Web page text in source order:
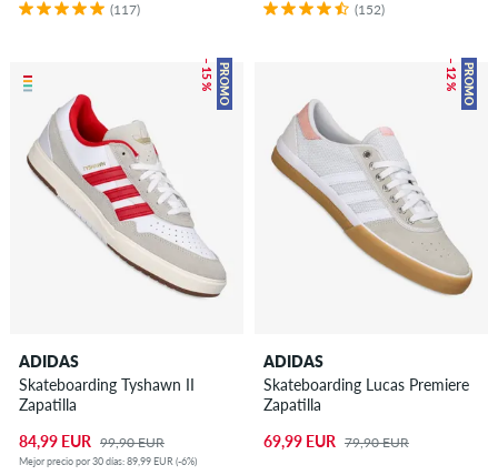
(117) (152)
PROMO
– 15 %
ADIDAS
Skateboarding Tyshawn II
Zapatilla
84,99 EUR 99,90 EUR
Mejor precio por 30 días: 89,99 EUR (-6%)
PROMO
– 12 %
ADIDAS
Skateboarding Lucas Premiere
Zapatilla
69,99 EUR 79,90 EUR